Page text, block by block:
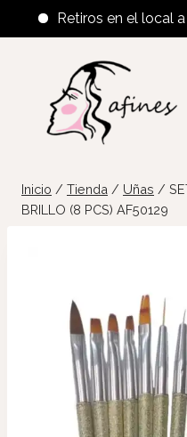
Retiros en el local a
contenido
Inicio / Tienda / Uñas /
BRILLO (8 PCS) AF50129